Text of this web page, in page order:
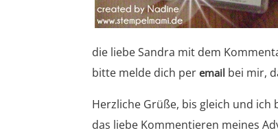
die liebe Sandra mit dem
bitte melde dich peremail bei mir,
Herzliche Grüße, bis gleich und
das liebe Kommentieren meines